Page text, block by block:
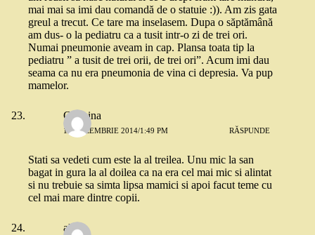
mai mai sa imi dau comandă de o statuie :)). Am zis gata
greul a trecut. Ce tare ma inselasem. Dupa o săptămână
am dus- o la pediatru ca a tusit intr-o zi de trei ori.
Numai pneumonie aveam in cap. Plansa toata tip la
pediatru ” a tusit de trei orii, de trei ori”. Acum imi dau
seama ca nu era pneumonia de vina ci depresia. Va pup
mamelor.
Carmina
15 DECEMBRIE 2014/1:49 PM RĂSPUNDE
Stati sa vedeti cum este la al treilea. Unu mic la san
bagat in gura la al doilea ca na era cel mai mic si alintat
si nu trebuie sa simta lipsa mamici si apoi facut teme cu
cel mai mare dintre copii.
alina